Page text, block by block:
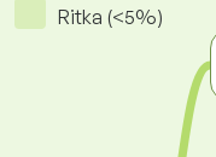
Ritka (<5%)